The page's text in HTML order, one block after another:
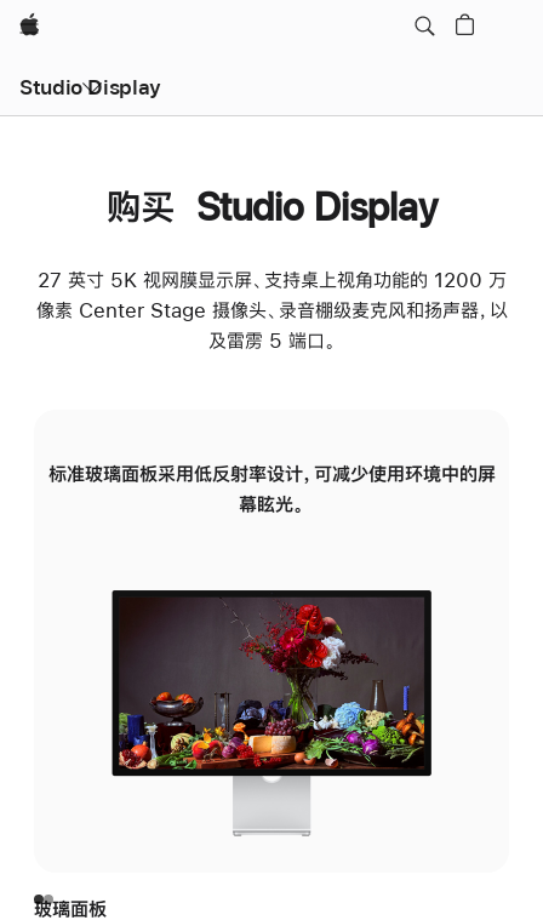
Apple
Studio Display
购买 Studio Display
27 英寸 5K 视网膜显示屏、支持桌上视角功能的 1200 万
像素 Center Stage 摄像头、录音棚级麦克风和扬声器，以
及雷雳 5 端口。
标准玻璃面板采用低反射率设计，可减少使用环境中的屏
幕眩光。
玻璃面板